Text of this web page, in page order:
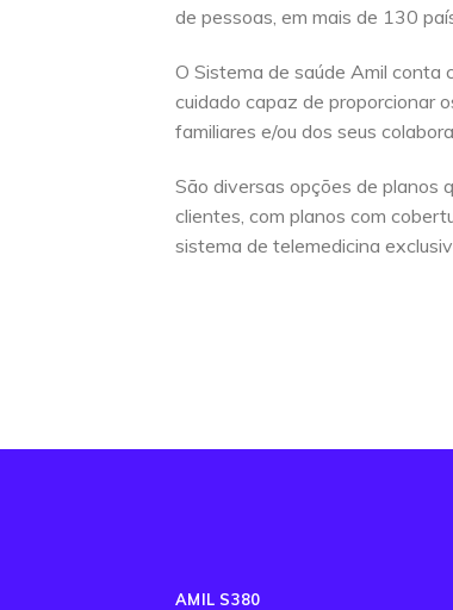
de pessoas, em mais de 130
O Sistema de saúde Amil conta
cuidado capaz de proporcionar
familiares e/ou dos seus
São diversas opções de planos
clientes, com planos com
sistema de telemedicina
AMIL S380